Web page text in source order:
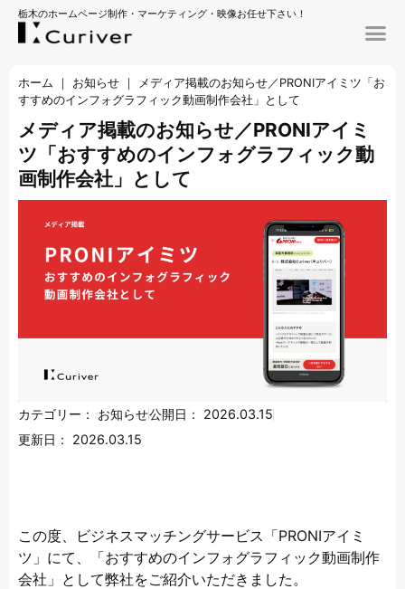
栃木のホームページ制作・マーケティング・映像お任せ下さい！
ホーム ｜ お知らせ ｜
メディア掲載のお知らせ／PRONIアイミツ「お
すすめのインフォグラフィック動画制作会社」として
メディア掲載のお知らせ／PRONIアイミ
ツ「おすすめのインフォグラフィック動
画制作会社」として
カテゴリー： お知らせ公開日：
2026.03.15
更新日：
2026.03.15
この度、ビジネスマッチングサービス「PRONIアイミ
ツ」にて、「おすすめのインフォグラフィック動画制作
会社」として弊社をご紹介いただきました。